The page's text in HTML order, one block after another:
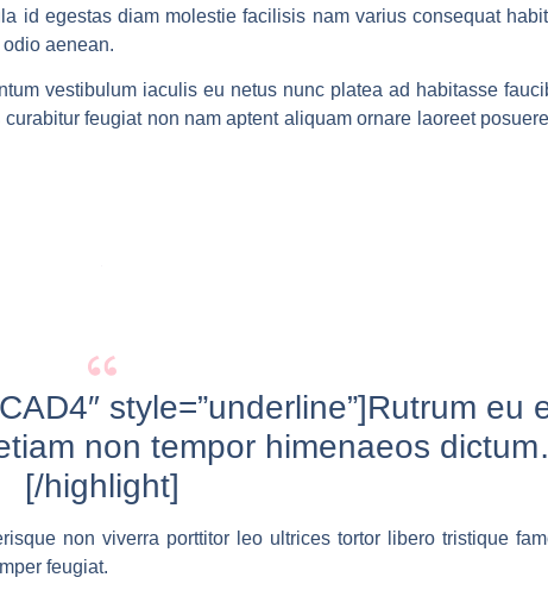
id egestas diam molestie facilisis nam varius consequat
aenean.
vestibulum iaculis eu netus nunc platea ad habitasse
feugiat non nam aptent aliquam ornare laoreet
style=”underline”]Rutrum eu
non tempor himenaeos
[/highlight]
non viverra porttitor leo ultrices tortor libero tristique
feugiat.